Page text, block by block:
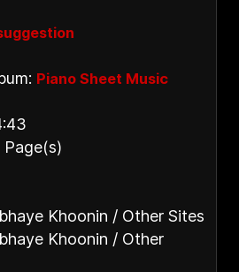
Piano Sheet Music
Khoonin / Other Sites
Khoonin / Other